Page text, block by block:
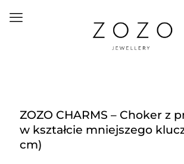
ZOZO CHARMS – Choker z
w kształcie mniejszego
cm)